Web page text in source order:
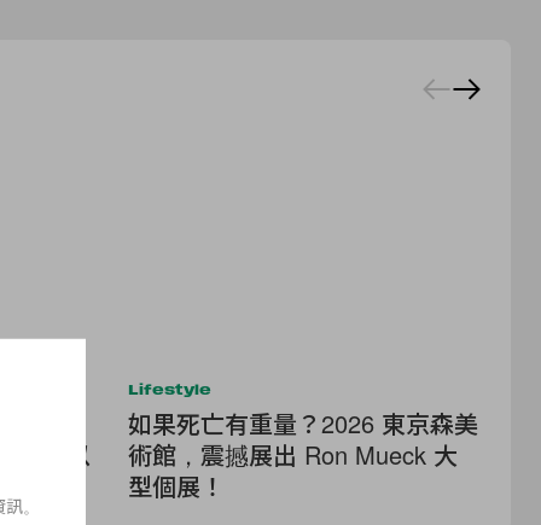
》，以
Lifestyle
如果死亡有重量？2026 東京森美
術館，震撼展出 Ron Mueck 大
型個展！
。